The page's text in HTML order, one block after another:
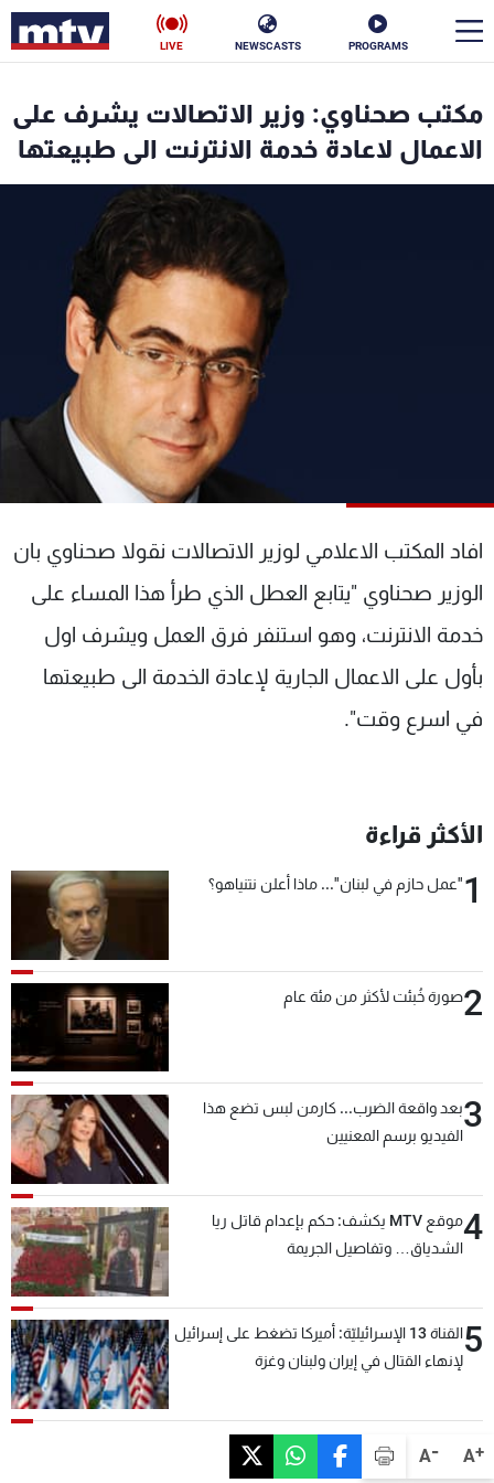
PROGRAMS
NEWSCASTS
LIVE
A+
A-
مكتب صحناوي: وزير الاتصالات يشرف على
الاعمال لاعادة خدمة الانترنت الى طبيعتها
افاد المكتب الاعلامي لوزير الاتصالات نقولا صحناوي بان
الوزير صحناوي "يتابع العطل الذي طرأ هذا المساء على
خدمة الانترنت، وهو استنفر فرق العمل ويشرف اول
بأول على الاعمال الجارية لإعادة الخدمة الى طبيعتها
في اسرع وقت".
الأكثر قراءة
1"عمل حازم في لبنان"... ماذا أعلن نتنياهو؟
2صورة خُبئت لأكثر من مئة عام
3بعد واقعة الضرب... كارمن لبس تضع هذا
الفيديو برسم المعنيين
4
موقع MTV يكشف: حكم بإعدام قاتل ريا
الشدياق… وتفاصيل الجريمة
5
القناة 13 الإسرائيليّة: أميركا تضغط على إسرائيل
لإنهاء القتال في إيران ولبنان وغزة
الأخبار
ناس
فن
رياضة
الترددات
الإنـتـاج
لاعلاناتكم
تواصل معنا
شروط الإسـتخدام
سياسة الخصوصية